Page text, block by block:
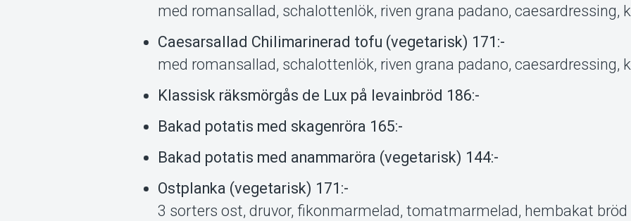
med romansallad, schalottenlök, riven grana padano, caesardressing,
Caesarsallad Chilimarinerad tofu (vegetarisk) 171:-
med romansallad, schalottenlök, riven grana padano, caesardressing,
Klassisk räksmörgås de Lux på levainbröd 186:-
Bakad potatis med skagenröra 165:-
Bakad potatis med anammaröra (vegetarisk) 144:-
Ostplanka (vegetarisk) 171:-
3 sorters ost, druvor, fikonmarmelad, tomatmarmelad, hembakat bröd